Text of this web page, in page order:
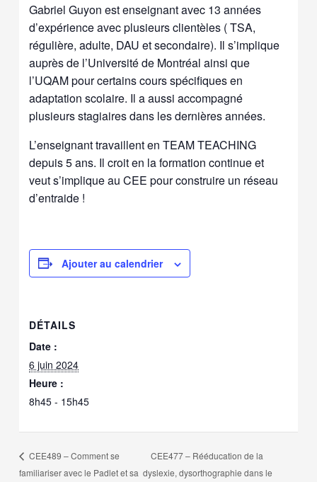
Gabriel Guyon est enseignant avec 13 années
d’expérience avec plusieurs clientèles ( TSA,
régulière, adulte, DAU et secondaire). Il s’implique
auprès de l’Université de Montréal ainsi que
l’UQAM pour certains cours spécifiques en
adaptation scolaire. Il a aussi accompagné
plusieurs stagiaires dans les dernières années.
L’enseignant travaillent en TEAM TEACHING
depuis 5 ans. Il croit en la formation continue et
veut s’implique au CEE pour construire un réseau
d’entraide !
Ajouter au calendrier
DÉTAILS
Date :
6 juin 2024
Heure :
8h45 - 15h45
CEE489 – Comment se
familiariser avec le Padlet et sa
CEE477 – Rééducation de la
dyslexie, dysorthographie dans le